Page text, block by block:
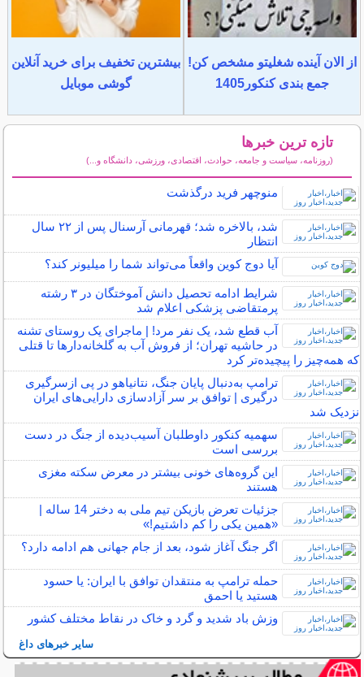
از الان آینده شغلیتو مشخص کن!
جمع بندی کنکور1405
بیشترین تخفیف برای خرید آنلاین
گوشی موبایل
تازه ترین خبرها
(روزنامه، سیاست و جامعه، حوادث، اقتصادی، ورزشی، دانشگاه و...)
منوچهر فرید درگذشت
شد، بالاخره شد؛ قهرمانی آرسنال پس از ۲۲ سال
انتظار
آیا دوج‌ کوین واقعاً می‌تواند شما را میلیونر کند؟
شرایط ادامه تحصیل دانش آموختگان در ۳ رشته
پرمتقاضی پزشکی اعلام شد
آب قطع شد، یک نفر مرد! | ماجرای یک روستای تشنه
در حاشیه تهران؛ از فروش آب به گلخانه‌دار‌ها تا قتلی
که همه‌چیز را پیچیده‌تر کرد
ترامپ به‌دنبال پایان جنگ، نتانیاهو در پی ازسرگیری
درگیری | توافق بر سر آزادسازی دارایی‌های ایران
نزدیک شد
سهمیه کنکور داوطلبان آسیب‌دیده از جنگ در دست
بررسی است
این گروه‌های خونی بیشتر در معرض سکته مغزی
هستند
جزئیات تعرض بازیکن تیم ملی به دختر 14 ساله |
«همین یکی را کم داشتیم!»
اگر جنگ آغاز شود، بعد از جام جهانی هم ادامه دارد؟
حمله ترامپ به منتقدان توافق با ایران: یا حسود
هستید یا احمق
وزش باد شدید و گرد و خاک در نقاط مختلف کشور
سایر خبرهای داغ